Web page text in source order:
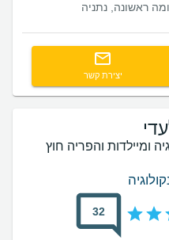
יצירת קשר
ומיילדות והפריה חוץ
32